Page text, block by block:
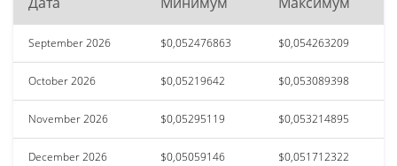
September 2026 $0,052476863 $0,054263209
October 2026 $0,05219642 $0,053089398
November 2026 $0,05295119 $0,053214895
December 2026 $0,05059146 $0,051712322